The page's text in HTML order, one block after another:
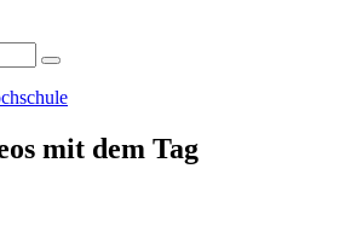
mit dem Tag